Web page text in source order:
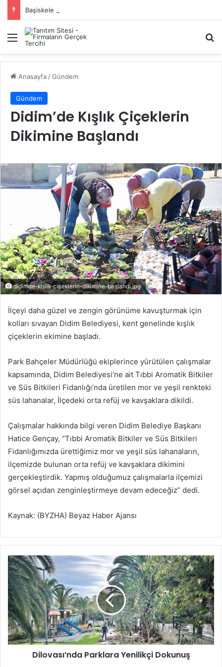
Başiskele Acil Çilingir Hizmeti İçin Doğru Adres Neresi?
Menü
Anasayfa /Gündem
Gündem
Didim’de Kışlık Çiçeklerin
Dikimine Başlandı
didimde-kislik-ciceklerin-dikimine-baslandi.jpg
İlçeyi daha güzel ve zengin görünüme kavuşturmak için
kolları sıvayan Didim Belediyesi, kent genelinde kışlık
çiçeklerin ekimine başladı.
Park Bahçeler Müdürlüğü ekiplerince yürütülen çalışmalar
kapsamında, Didim Belediyesi’ne ait Tıbbi Aromatik Bitkiler
ve Süs Bitkileri Fidanlığı’nda üretilen mor ve yeşil renkteki
süs lahanalar, İlçedeki orta refüj ve kavşaklara dikildi.
Çalışmalar hakkında bilgi veren Didim Belediye Başkanı
Hatice Gençay, “Tıbbi Aromatik Bitkiler ve Süs Bitkileri
Fidanlığımızda ürettiğimiz mor ve yeşil süs lahanaların,
ilçemizde bulunan orta refüj ve kavşaklara dikimini
gerçekleştirdik. Yapmış olduğumuz çalışmalarla ilçemizi
görsel açıdan zenginleştirmeye devam edeceğiz” dedi.
Kaynak: (BYZHA) Beyaz Haber Ajansı
D
i
o
v
a
s
ı
’
Dilovası’nda Parklara Yenilikçi Dokunuş